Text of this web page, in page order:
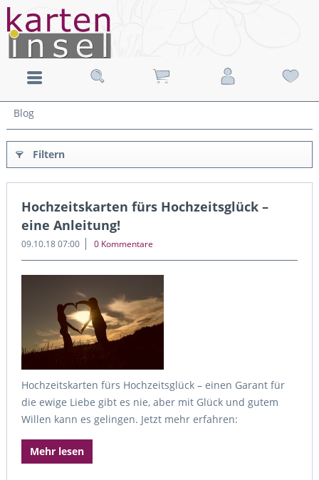
Blog
Filtern
Hochzeitskarten fürs Hochzeitsglück –
eine Anleitung!
09.10.18 07:00 0 Kommentare
Hochzeitskarten fürs Hochzeitsglück – einen Garant für
die ewige Liebe gibt es nie, aber mit Glück und gutem
Willen kann es gelingen. Jetzt mehr erfahren:
Mehr lesen